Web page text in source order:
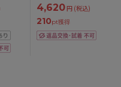
4,620円 (税込)
210pt獲得